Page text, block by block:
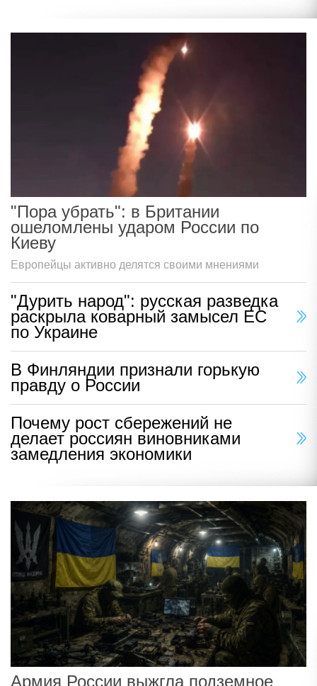
"Пора убрать": в Британии
ошеломлены ударом России по
Киеву
Европейцы активно делятся своими мнениями
"Дурить народ": русская разведка
раскрыла коварный замысел ЕС
по Украине
В Финляндии признали горькую
правду о России
Почему рост сбережений не
делает россиян виновниками
замедления экономики
Армия России выжгла подземное